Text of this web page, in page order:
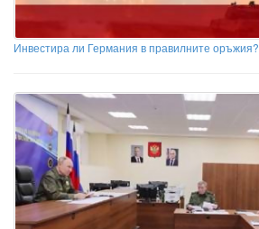
Инвестира ли Германия в правилните оръжия?